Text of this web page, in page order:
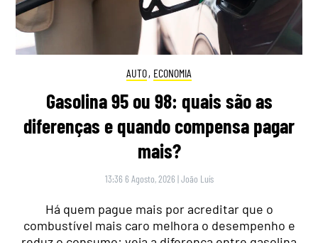
AUTO, ECONOMIA
Gasolina 95 ou 98: quais são as
diferenças e quando compensa pagar
mais?
13:36 6 Agosto, 2026 |João Luís
Há quem pague mais por acreditar que o
combustível mais caro melhora o desempenho e